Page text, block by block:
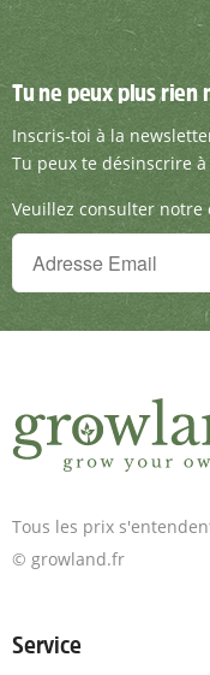
Tu ne peux plus rien
Inscris-toi à la
Tu ne peux plus rien
Inscris-toi à la
Tu peux te désinscrire
Veuillez consulter
Tu ne peux plus rien
Inscris-toi à la
Tous les prix
© growland.fr
Service